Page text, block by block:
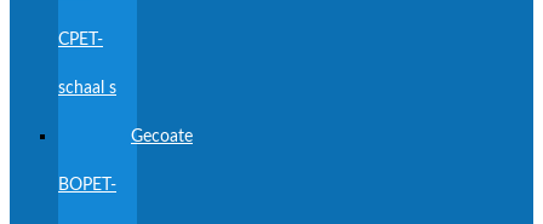
CPET-
schaal s
Gecoate
BOPET-